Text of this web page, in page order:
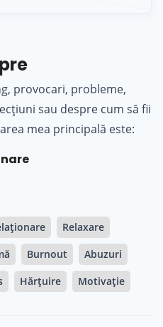
provocari, probleme,
sau despre cum să fii
mea principală este:
Relaxare
Burnout
Abuzuri
Hărțuire Motivație